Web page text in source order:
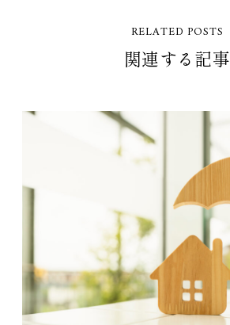
RELATED POSTS
関連する記事